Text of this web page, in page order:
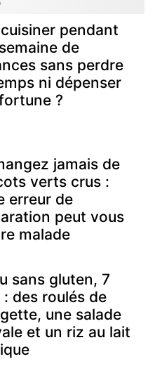
pendant
de
sans perdre
ni dépenser
?
jamais de
verts crus :
erreur de
peut vous
malade
sans gluten, 7
: des roulés de
une salade
et un riz au lait